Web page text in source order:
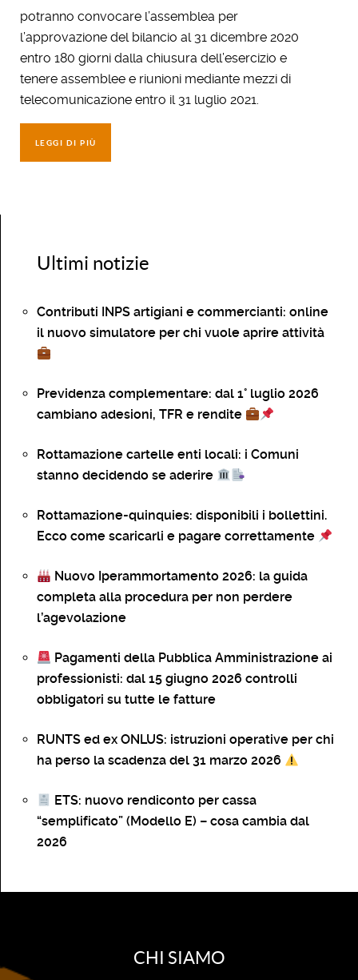
potranno convocare l’assemblea per
l’approvazione del bilancio al 31 dicembre 2020
entro 180 giorni dalla chiusura dell’esercizio e
tenere assemblee e riunioni mediante mezzi di
telecomunicazione entro il 31 luglio 2021.
LEGGI DI PIÙ
Ultimi notizie
Contributi INPS artigiani e commercianti: online
il nuovo simulatore per chi vuole aprire attività
Previdenza complementare: dal 1° luglio 2026
cambiano adesioni, TFR e rendite
Rottamazione cartelle enti locali: i Comuni
stanno decidendo se aderire
Rottamazione-quinquies: disponibili i bollettini.
Ecco come scaricarli e pagare correttamente
Nuovo Iperammortamento 2026: la guida
completa alla procedura per non perdere
l’agevolazione
Pagamenti della Pubblica Amministrazione ai
professionisti: dal 15 giugno 2026 controlli
obbligatori su tutte le fatture
RUNTS ed ex ONLUS: istruzioni operative per chi
ha perso la scadenza del 31 marzo 2026
ETS: nuovo rendiconto per cassa
“semplificato” (Modello E) – cosa cambia dal
2026
CHI SIAMO